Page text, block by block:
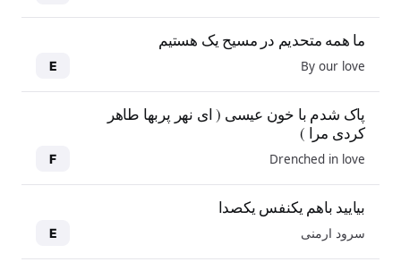
ما همه متحدیم در مسیح یک هستیم
By our love
E
پاک شدم با خون عیسی ( ای نهر پربها طاهر
کردی مرا )
Drenched in love
F
بیایید باهم یکنفس یکصدا
سرود ارمنی E